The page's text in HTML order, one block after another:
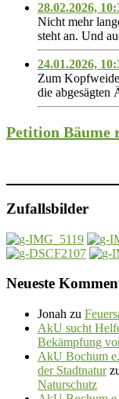
28.02.2026,
Nicht mehr
steht an. Und
24.01.2026,
Zum
die abgesägten
Petition Bäume
Zufallsbilder
Neueste
Jonah zu
AkU sucht
Bekämpfung
AkU Bochum
der Stadtnatur
Naturschutz